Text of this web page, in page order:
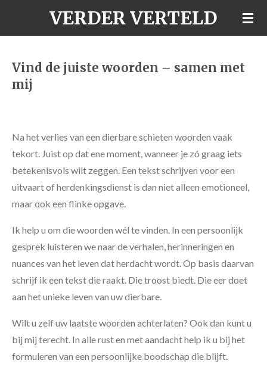
de
hoofdinhoud
VERDER VERTELD
Vind de juiste woorden – samen met
mij
Na het verlies van een dierbare schieten woorden vaak
tekort. Juist op dat ene moment, wanneer je zó graag iets
betekenisvols wilt zeggen. Een tekst schrijven voor een
uitvaart of herdenkingsdienst is dan niet alleen emotioneel,
maar ook een flinke opgave.
Ik help u om die woorden wél te vinden. In een persoonlijk
gesprek luisteren we naar de verhalen, herinneringen en
nuances van het leven dat herdacht wordt. Op basis daarvan
schrijf ik een tekst die raakt. Die troost biedt. Die eer doet
aan het unieke leven van uw dierbare.
Wilt u zelf uw laatste woorden achterlaten? Ook dan kunt u
bij mij terecht. In alle rust en met aandacht help ik u bij het
formuleren van een persoonlijke boodschap die blijft.